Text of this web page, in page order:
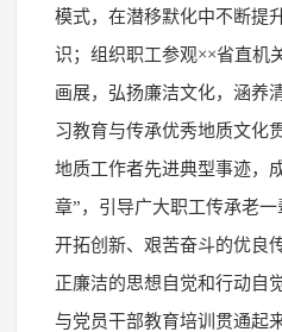
模式，在潜移默化中不断提
识；组织职工参观××省直机
画展，弘扬廉洁文化，涵养
习教育与传承优秀地质文化
地质工作者先进典型事迹，
章”，引导广大职工传承老一
开拓创新、艰苦奋斗的优良
正廉洁的思想自觉和行动自
与党员干部教育培训贯通起